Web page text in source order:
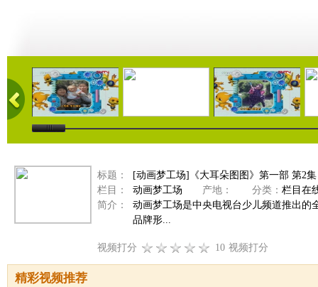
02:44 02:50 02:48
标题：
[动画梦工场]《大耳朵图图》第一部 第2
栏目：
动画梦工场 产地： 分类： 栏目在
简介：
动画梦工场是中央电视台少儿频道推出的
品牌形...
视频打分 10 视频打分
精彩视频推荐